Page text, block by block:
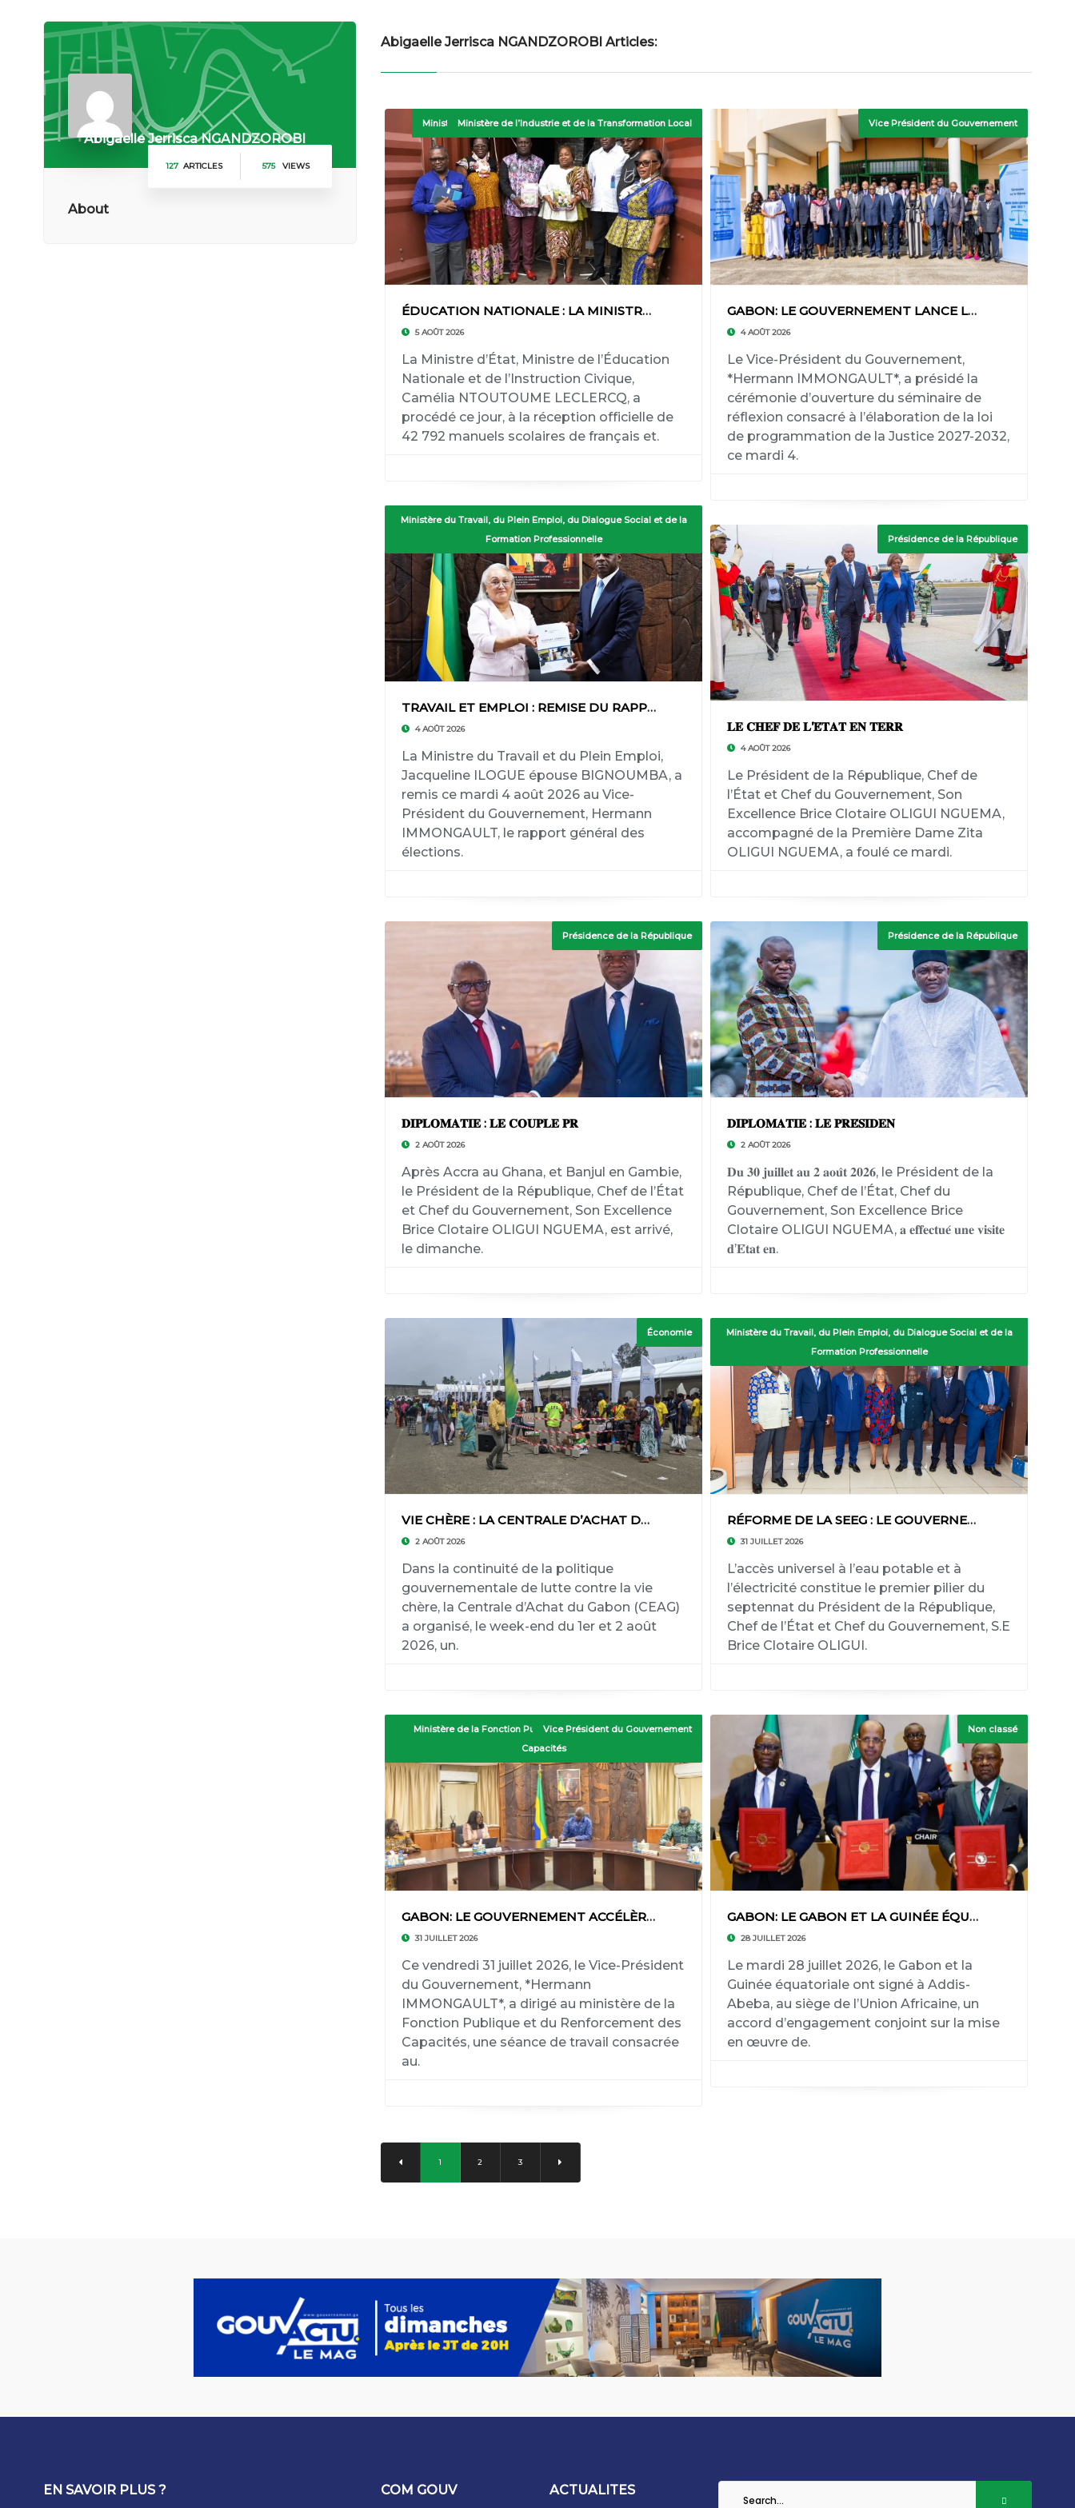
Abigaelle Jerrisca NGANDZOROBI
127 ARTICLES 575 VIEWS
About
Abigaelle Jerrisca NGANDZOROBI Articles:
Ministère de l’Education Nationale et de l’Instruction Civique
Ministère de l’Industrie et de la Transformation Local
ÉDUCATION NATIONALE : LA MINISTRE D’ÉTAT CAMÉ
5 AOÛT 2026
La Ministre d’État, Ministre de l’Éducation
Nationale et de l’Instruction Civique,
Camélia NTOUTOUME LECLERCQ, a
procédé ce jour, à la réception officielle de
42 792 manuels scolaires de français et.
Vice Président du Gouvernement
GABON: LE GOUVERNEMENT LANCE LES TRAVAUX POUR
4 AOÛT 2026
‎Le Vice-Président du Gouvernement,
*Hermann IMMONGAULT*, a présidé la
cérémonie d’ouverture du séminaire de
réflexion consacré à l’élaboration de la loi
de programmation de la Justice 2027-2032,
ce mardi 4.
Ministère du Travail, du Plein Emploi, du Dialogue Social et de la
Formation Professionnelle
TRAVAIL ET EMPLOI : REMISE DU RAPPORT GÉNÉRAL
4 AOÛT 2026
La Ministre du Travail et du Plein Emploi,
Jacqueline ILOGUE épouse BIGNOUMBA, a
remis ce mardi 4 août 2026 au Vice-
Président du Gouvernement, Hermann
IMMONGAULT, le rapport général des
élections.
Présidence de la République
𝐋𝐄 𝐂𝐇𝐄𝐅 𝐃𝐄 𝐋’𝐄́𝐓𝐀𝐓 𝐄𝐍 𝐓𝐄𝐑𝐑
4 AOÛT 2026
Le Président de la République, Chef de
l’État et Chef du Gouvernement, Son
Excellence Brice Clotaire OLIGUI NGUEMA,
accompagné de la Première Dame Zita
OLIGUI NGUEMA, a foulé ce mardi.
Présidence de la République
𝐃𝐈𝐏𝐋𝐎𝐌𝐀𝐓𝐈𝐄 : 𝐋𝐄 𝐂𝐎𝐔𝐏𝐋𝐄 𝐏𝐑
2 AOÛT 2026
Après Accra au Ghana, et Banjul en Gambie,
le Président de la République, Chef de l’État
et Chef du Gouvernement, Son Excellence
Brice Clotaire OLIGUI NGUEMA, est arrivé,
le dimanche.
Présidence de la République
𝐃𝐈𝐏𝐋𝐎𝐌𝐀𝐓𝐈𝐄 : 𝐋𝐄 𝐏𝐑𝐄́𝐒𝐈𝐃𝐄𝐍
2 AOÛT 2026
𝐃𝐮 𝟑𝟎 𝐣𝐮𝐢𝐥𝐥𝐞𝐭 𝐚𝐮 𝟐 𝐚𝐨𝐮̂𝐭 𝟐𝟎𝟐𝟔, le Président de la
République, Chef de l’État, Chef du
Gouvernement, Son Excellence Brice
Clotaire OLIGUI NGUEMA, 𝐚 𝐞𝐟𝐟𝐞𝐜𝐭𝐮𝐞́ 𝐮𝐧𝐞 𝐯𝐢𝐬𝐢𝐭𝐞
𝐝’𝐄́𝐭𝐚𝐭 𝐞𝐧.
Économie
VIE CHÈRE : LA CENTRALE D’ACHAT DU GABON (CEA
2 AOÛT 2026
Dans la continuité de la politique
gouvernementale de lutte contre la vie
chère, la Centrale d’Achat du Gabon (CEAG)
a organisé, le week-end du 1er et 2 août
2026, un.
Ministère de l’Accès Universel à l’Eau et à l’Énergie
Ministère de la Reforme et des Relations avec les Institutions
Ministère du Travail, du Plein Emploi, du Dialogue Social et de la
Formation Professionnelle
RÉFORME DE LA SEEG : LE GOUVERNEMENT PRÉSENTE
31 JUILLET 2026
‎L’accès universel à l’eau potable et à
l’électricité constitue le premier pilier du
septennat du Président de la République,
Chef de l’État et Chef du Gouvernement, S.E
Brice Clotaire OLIGUI.
Ministère de la Fonction Publique et du Renforcement des
Capacités
Vice Président du Gouvernement
GABON: LE GOUVERNEMENT ACCÉLÈRE LA REFONTE DU
31 JUILLET 2026
‎Ce vendredi 31 juillet 2026, le Vice-Président
du Gouvernement, *Hermann
IMMONGAULT*, a dirigé au ministère de la
Fonction Publique et du Renforcement des
Capacités, une séance de travail consacrée
au.
Non classé
GABON: LE GABON ET LA GUINÉE ÉQUATORIALE SIGN
28 JUILLET 2026
Le mardi 28 juillet 2026, le Gabon et la
Guinée équatoriale ont signé à Addis-
Abeba, au siège de l’Union Africaine, un
accord d’engagement conjoint sur la mise
en œuvre de.
1 2 3
EN SAVOIR PLUS ? COM GOUV ACTUALITES